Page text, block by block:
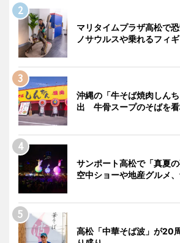
マリタイムプラザ高松で
ノサウルスや乗れるフィ
沖縄の「牛そば焼肉しん
出 牛骨スープのそばを看
サンポート高松で「真夏
空中ショーや地産グルメ
高松「中華そば波」が